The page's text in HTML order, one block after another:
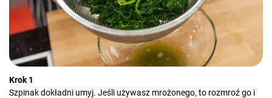
Krok 1
Szpinak dokładni umyj. Jeśli używasz mrożonego, to rozmroź go i